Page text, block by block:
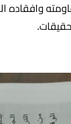
وافقاده